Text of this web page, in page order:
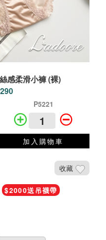
感柔滑小褲 (裸)
P5221
加入購物車
收藏
$2000送吊襪帶